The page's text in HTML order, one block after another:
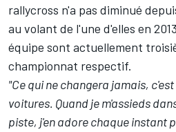
rallycross n'a pas diminué
au volant de l'une d'elles en
équipe sont actuellement
championnat respectif.
"Ce qui ne changera jamais,
voitures. Quand je m'assieds
piste, j'en adore chaque instant